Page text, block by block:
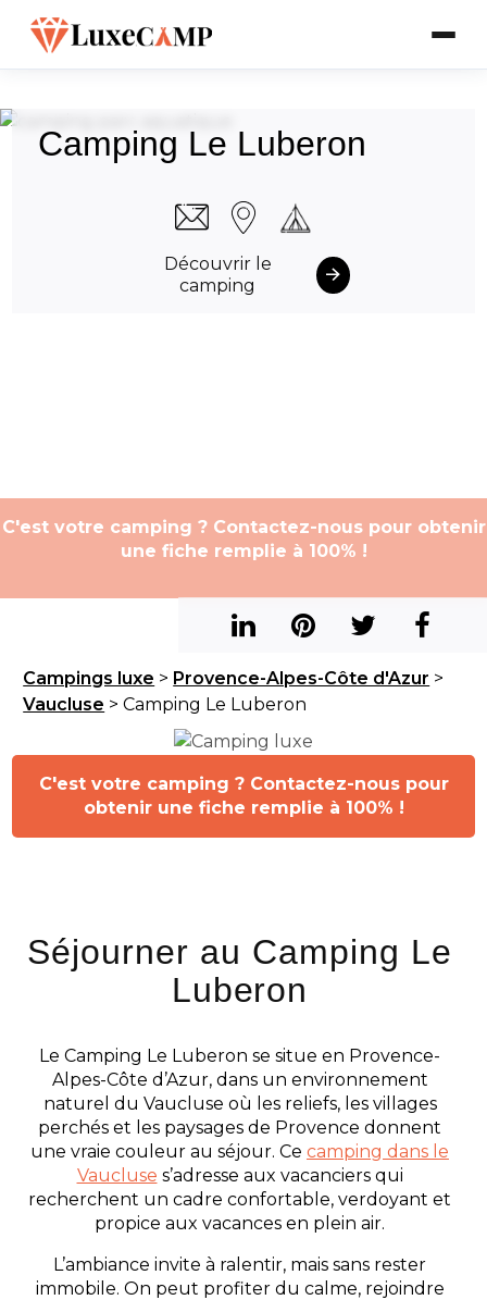
C'est votre camping ? Contactez-nous pour obtenir
une fiche remplie à 100% !
Camping Le Luberon
Découvrir le
camping
Campings luxe > Provence-Alpes-Côte d'Azur >
Vaucluse > Camping Le Luberon
Séjourner au Camping Le
Luberon
Le Camping Le Luberon se situe en Provence-
Alpes-Côte d’Azur, dans un environnement
naturel du Vaucluse où les reliefs, les villages
perchés et les paysages de Provence donnent
une vraie couleur au séjour. Ce camping dans le
Vaucluse s’adresse aux vacanciers qui
recherchent un cadre confortable, verdoyant et
propice aux vacances en plein air.
L’ambiance invite à ralentir, mais sans rester
immobile. On peut profiter du calme, rejoindre
C'est votre camping ? Contactez-nous pour
obtenir une fiche remplie à 100% !